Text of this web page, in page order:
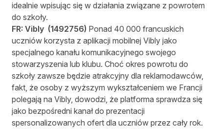
idealnie wpisując się w działania związane z powrotem
do szkoły.
FR: Vibly (1492756) Ponad 40 000 francuskich
uczniów korzysta z aplikacji mobilnej Vibly jako
specjalnego kanału komunikacyjnego swojego
stowarzyszenia lub klubu. Choć okres powrotu do
szkoły zawsze będzie atrakcyjny dla reklamodawców,
fakt, że osoby z wyższym wykształceniem we Francji
polegają na Vibly, dowodzi, że platforma sprawdza się
jako bezpośredni kanał do prezentacji
spersonalizowanych ofert dla uczniów przez cały rok.